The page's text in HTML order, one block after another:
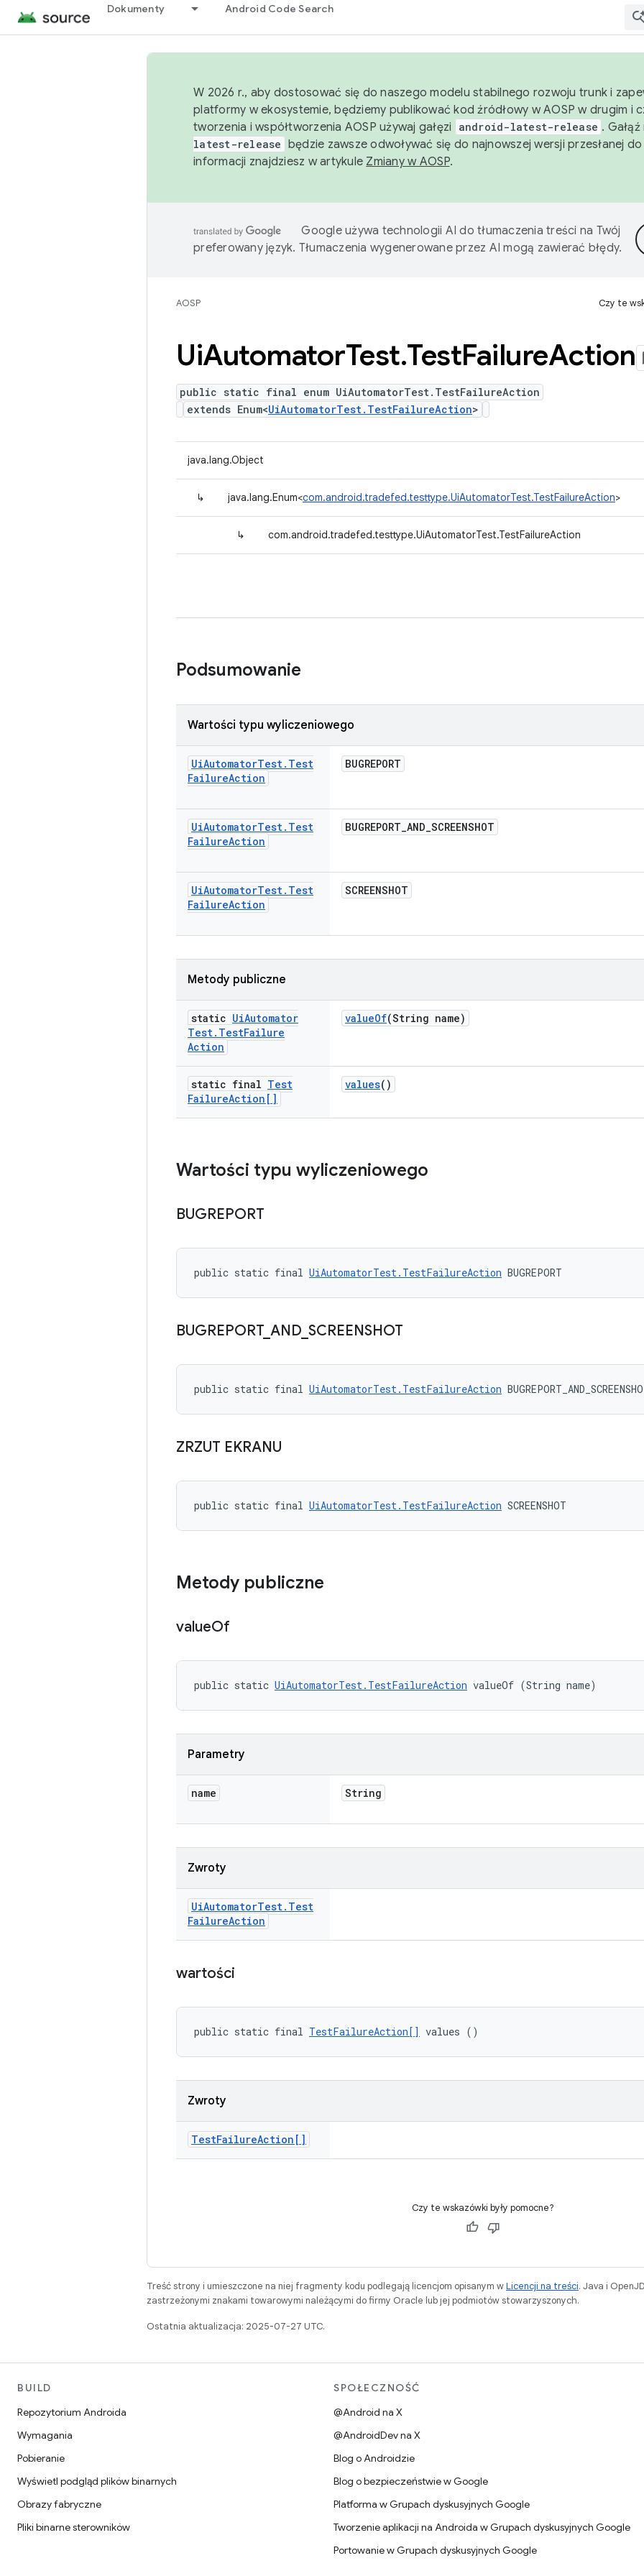
Dokumenty Android Code Search
W 2026 r., aby dostosować się do naszego modelu stabilnego rozwoju trunk i
platformy w ekosystemie, będziemy publikować kod źródłowy w AOSP w drugim i
tworzenia i współtworzenia AOSP używaj gałęzi
android-latest-release .
latest-release będzie zawsze odwoływać się do najnowszej wersji przesłanej do
informacji znajdziesz w artykule Zmiany w AOSP.
Google używa technologii AI do tłumaczenia treści na Twój
preferowany język. Tłumaczenia wygenerowane przez AI mogą zawierać błędy.
AOSP Czy te
UiAutomatorTest.TestFailureAction
public static final enum UiAutomatorTest.TestFailureAction
extends Enum<UiAutomatorTest.TestFailureAction>
java.lang.Object
↳ java.lang.Enum<com.android.tradefed.testtype.UiAutomatorTest.TestFailureAction>
↳ com.android.tradefed.testtype.UiAutomatorTest.TestFailureAction
Podsumowanie
Wartości typu wyliczeniowego
UiAutomatorTest. Test
FailureAction
BUGREPORT
UiAutomatorTest. Test
FailureAction
BUGREPORT_AND_SCREENSHOT
UiAutomatorTest. Test
FailureAction
SCREENSHOT
Metody publiczne
static UiAutomator
Test. TestFailure
Action
valueOf(String name)
static final Test
FailureAction[]
values()
Wartości typu wyliczeniowego
BUGREPORT
public static final UiAutomatorTest.TestFailureAction BUGREPORT
BUGREPORT_ AND SCREENSHOT
public static final UiAutomatorTest.TestFailureAction
ZRZUT EKRANU
public static final UiAutomatorTest.TestFailureAction SCREENSHOT
Metody publiczne
valueOf
public static UiAutomatorTest.TestFailureAction valueOf (String name)
Parametry
name String
Zwroty
UiAutomatorTest. Test
FailureAction
wartości
public static final TestFailureAction[] values ()
Zwroty
TestFailureAction[]
Czy te wskazówki były pomocne?
Treść strony i umieszczone na niej fragmenty kodu podlegają licencjom opisanym wLicencji na treści. Java i
zastrzeżonymi znakami towarowymi należącymi do firmy Oracle lub jej podmiotów stowarzyszonych.
Ostatnia aktualizacja: 2025-07-27 UTC.
BUILD
Repozytorium Androida
Wymagania
Pobieranie
Wyświetl podgląd plików binarnych
Obrazy fabryczne
Pliki binarne sterowników
SPOŁECZNOŚĆ
@Android na X
@AndroidDev na X
Blog o Androidzie
Blog o bezpieczeństwie w Google
Platforma w Grupach dyskusyjnych Google
Tworzenie aplikacji na Androida w Grupach dyskusyjnych Google
Portowanie w Grupach dyskusyjnych Google